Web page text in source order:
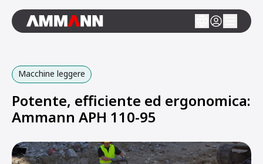
Macchine leggere
Potente, efficiente ed ergonomica:
Ammann APH 110-95